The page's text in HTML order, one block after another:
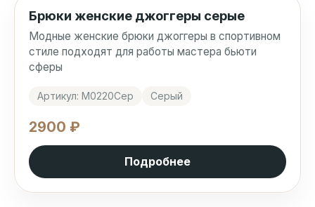
Брюки женские джоггеры серые
Модные женские брюки джоггеры в спортивном
стиле подходят для работы мастера бьюти
сферы
Артикул: М0220Сер Серый
2900 ₽
Подробнее